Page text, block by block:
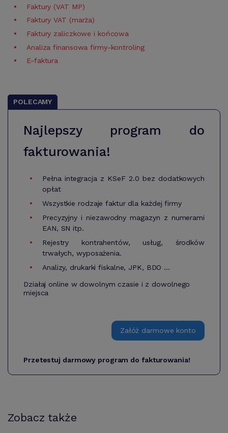
Faktury (VAT MP)
Faktury VAT (marża)
Faktury zaliczkowe i końcowa
Analiza finansowa firmy-kontroling
E-faktura
POLECAMY
Najlepszy program do
fakturowania!
Pełna integracja z KSeF 2.0 bez dodatkowych
opłat
Wszystkie rodzaje faktur dla każdej firmy
Precyzyjny i niezawodny magazyn z numerami
EAN, SN itp.
Rejestry kontrahentów, usług, środków
trwałych, wyposażenia.
Analizy, drukarki fiskalne, JPK, BDO ...
Działaj online w dowolnym czasie i z dowolnego
miejsca
Załóż darmowe konto
Przetestuj darmowy program do fakturowania!
Zobacz także